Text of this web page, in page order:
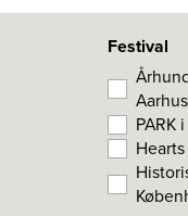
Festival
Aarhus
PARK